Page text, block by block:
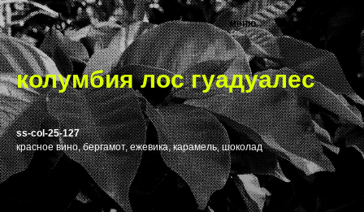
меню корзина
колумбия лос гуадуалес
ss-col-25-127
красное вино, бергамот, ежевика, карамель, шоколад